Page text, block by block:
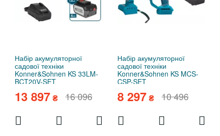
Набір акумуляторної
садової техніки
Konner&Sohnen KS 33LM-
BCT20V-SET
16 096
13 897₴
Набір акумуляторної
садової техніки
Konner&Sohnen KS MCS-
CSP-SET
10 496
8 297₴